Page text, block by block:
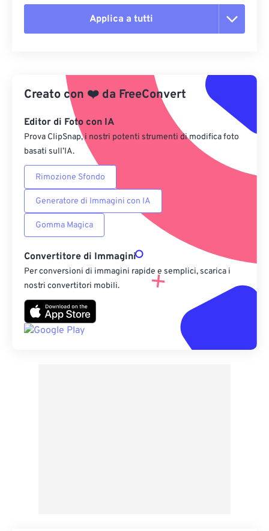
Applica a tutti
Applica da preimpostazione
Salva come predefinito
Creato con ❤️ da FreeConvert
Editor di Foto con IA
Prova ClipSnap, i nostri potenti strumenti di modifica foto
basati sull’IA.
Rimozione Sfondo
Generatore di Immagini con IA
Gomma Magica
Convertitore di Immagini
Per conversioni di immagini rapide e semplici, scarica i
nostri convertitori mobili.